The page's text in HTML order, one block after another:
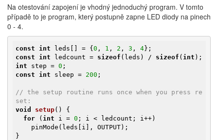
Na otestování zapojení je vhodný jednoduchý program. V tomto
případě to je program, který postupně zapne LED diody na pinech
0 - 4.
const int leds[] = {0 , 1 , 2 , 3 , 4
const
int ledcount = sizeof (leds) / sizeof ( int
int step = 0
const
int sleep = 200 ;
// the setup routine runs once when you press re
set:
void
setup()
{
for ( int i = 0 ; i < ledcount; i++)
}